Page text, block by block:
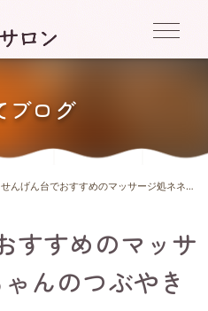
ブログ
せんげん台でおすすめのマッサージ処ネネちゃんのつぶやき1220
すすめのマッサ
んのつぶやき